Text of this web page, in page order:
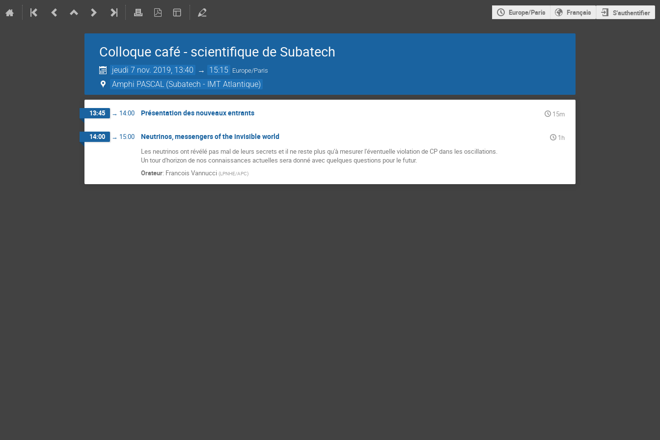
Europe/Paris Français S'authentifier
Colloque café - scientifique de Subatech
jeudi 7 nov. 2019, 13:40 → 15:15 Europe/Paris
Amphi PASCAL (Subatech - IMT Atlantique)
13:45 → 14:00 Présentation des nouveaux entrants 15m
14:00 → 15:00 Neutrinos, messengers of the invisible world
1h
Les neutrinos ont révélé pas mal de leurs secrets et il ne reste plus qu'à mesurer l'éventuelle violation de CP dans les oscillations.
Un tour d'horizon de nos connaissances actuelles sera donné avec quelques questions pour le futur.
Orateur: Francois Vannucci (LPNHE/APC)